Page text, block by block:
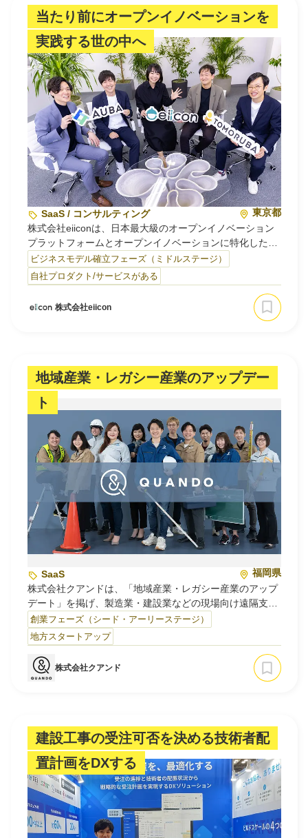
当たり前にオープンイノベーションを
実践する世の中へ
SaaS / コンサルティング
東京都
株式会社eiiconは、日本最大級のオープンイノベーション
プラットフォームとオープンイノベーションに特化したハ
ンズオンコンサルティングで、企業の事業フェーズに合わ
せたOIの支援にて事業化をサポートしています。
■日本最大級オープンイノベーションプラットフォーム
「AUBA」：https://auba.eiicon.net/
ビジネスモデル確立フェーズ（ミドルステージ）
自社プロダクト/サービスがある
株式会社eiicon
地域産業・レガシー産業のアップデー
ト
SaaS
福岡県
株式会社クアンドは、「地域産業・レガシー産業のアップ
デート」を掲げ、製造業・建設業などの現場向け遠隔支援
ツール「SynQ Remote（シンクリモート）」を提供するス
タートアップです。
2023年度のデスクレスSaaS市場は、前年比143.3%の
537.0億円が見込まれており、2027年度には、年平均成長
現場では働く人々は不足しており、現場は限られた技術者
の数で、より多くの現場仕事を、より高品質・短納期でこ
なすことを求められます。
この状況に置いて、高い技術を持った技術者が、タイミン
グを合わせて毎回現場まで行き、作業者を指示・判断する
ということが仕事をこなすうえでボトルネックに…
創業フェーズ（シード・アーリーステージ）
地方スタートアップ
株式会社クアンド
建設工事の受注可否を決める技術者配
置計画をDXする